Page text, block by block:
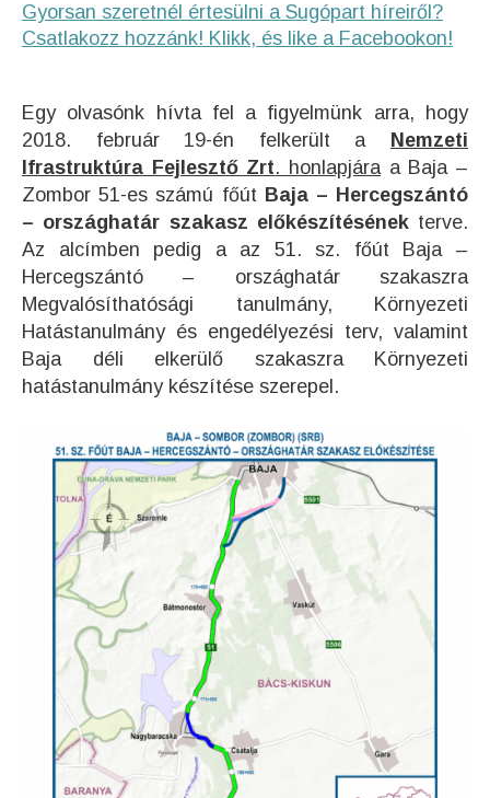
Gyorsan szeretnél értesülni a Sugópart híreiről?
Csatlakozz hozzánk! Klikk, és like a Facebookon!
Egy olvasónk hívta fel a figyelmünk arra, hogy
2018. február 19-én felkerült a
Nemzeti
Ifrastruktúra Fejlesztő Zrt. honlapjáraa Baja –
Zombor 51-es számú főút Baja – Hercegszántó
– országhatár szakasz előkészítésénekterve.
Az alcímben pedig a az 51. sz. főút Baja –
Hercegszántó – országhatár szakaszra
Megvalósíthatósági tanulmány, Környezeti
Hatástanulmány és engedélyezési terv, valamint
Baja déli elkerülő szakaszra Környezeti
hatástanulmány készítése szerepel.